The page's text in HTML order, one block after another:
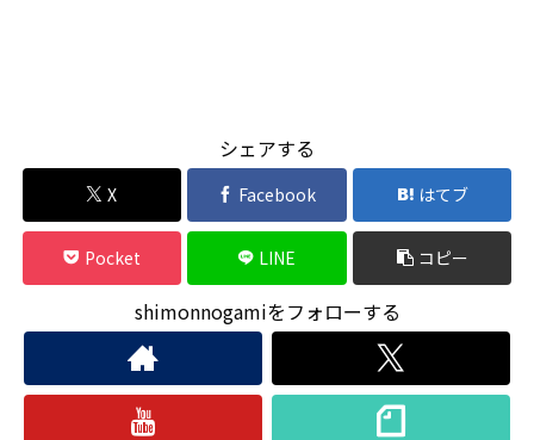
シェアする
X Facebook はてブ
Pocket LINE コピー
shimonnogamiをフォローする